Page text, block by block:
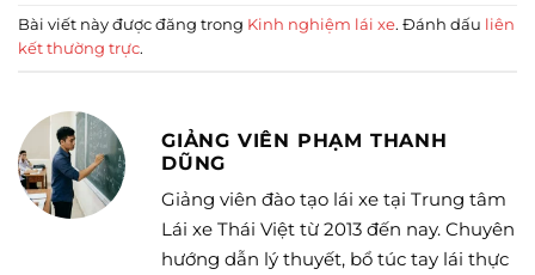
Bài viết này được đăng trong Kinh nghiệm lái xe. Đánh dấu liên
kết thường trực.
GIẢNG VIÊN PHẠM THANH
DŨNG
Giảng viên đào tạo lái xe tại Trung tâm
Lái xe Thái Việt từ 2013 đến nay. Chuyên
hướng dẫn lý thuyết, bổ túc tay lái thực